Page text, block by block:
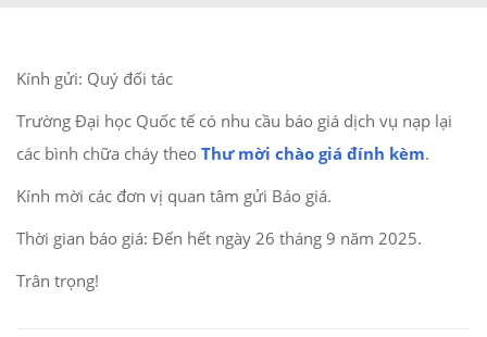
Kính gửi: Quý đối tác
Trường Đại học Quốc tế có nhu cầu báo giá dịch vụ nạp lại
các bình chữa cháy theo Thư mời chào giá đính kèm.
Kính mời các đơn vị quan tâm gửi Báo giá.
Thời gian báo giá: Đến hết ngày 26 tháng 9 năm 2025.
Trân trọng!